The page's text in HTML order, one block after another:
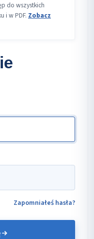
do wszystkich
i w PDF. Zobacz
Zapomniałeś hasła?